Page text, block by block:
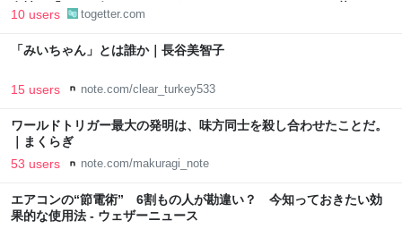
女性に「あなた何してるんですか！？」とスマホをはたき落とされ
10 users togetter.com
「みいちゃん」とは誰か｜長谷美智子
15 users note.com/clear_turkey533
ワールドトリガー最大の発明は、味方同士を殺し合わせたことだ。
｜まくらぎ
53 users note.com/makuragi_note
エアコンの“節電術” 6割もの人が勘違い？ 今知っておきたい効
果的な使用法 - ウェザーニュース